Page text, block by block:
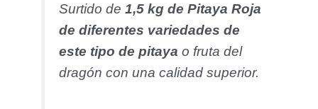
Surtido de1,5 kg de Pitaya Roja
de diferentes variedades de
este tipo de pitaya o fruta del
dragón con una calidad superior.